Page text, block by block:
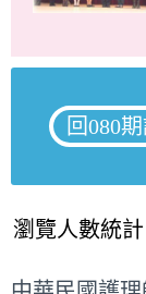
回080
瀏覽人數統計